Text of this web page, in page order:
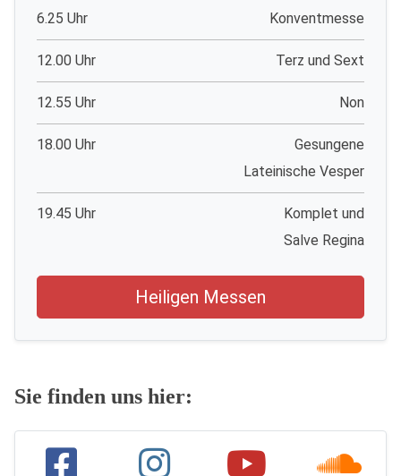
6.25 Uhr Konventmesse
12.00 Uhr Terz und Sext
12.55 Uhr Non
18.00 Uhr
Gesungene
Lateinische Vesper
19.45 Uhr
Komplet und
Salve Regina
Heiligen Messen
Sie finden uns hier: